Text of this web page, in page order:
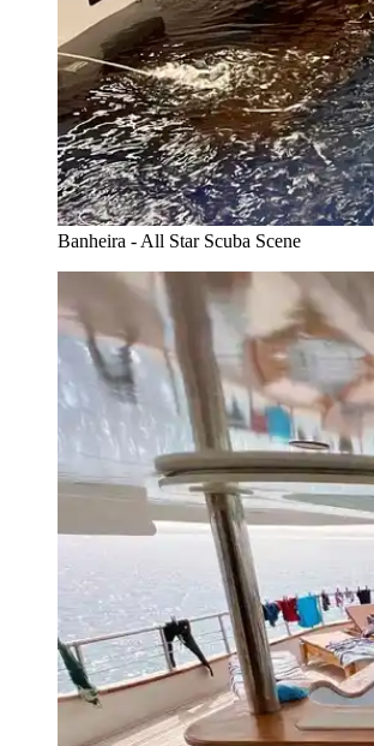
Banheira - All Star Scuba Scene